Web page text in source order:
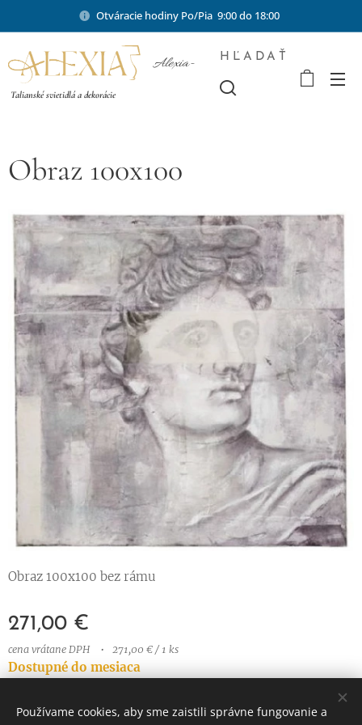
Otváracie hodiny Po/Pia 9:00 do 18:00
Alexia-
Talianské svietidlá a dekorácie
HĽADAŤ
Obraz 100x100
Obraz 100x100 bez rámu
271,00 €
cena vrátane DPH 271,00 € / 1 ks
Dostupné do mesiaca
Používame cookies, aby sme zaistili správne fungovanie a